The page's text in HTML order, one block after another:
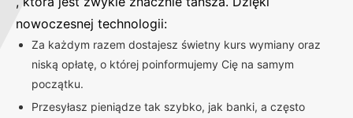
nowoczesnej technologii:
Za każdym razem dostajesz świetny kurs wymiany oraz
niską opłatę, o której poinformujemy Cię na samym
początku.
Przesyłasz pieniądze tak szybko, jak banki, a często